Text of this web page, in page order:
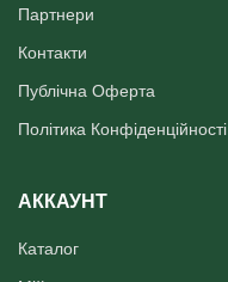
Партнери
Контакти
Публічна Оферта
Політика Конфіденційності
АККАУНТ
Каталог